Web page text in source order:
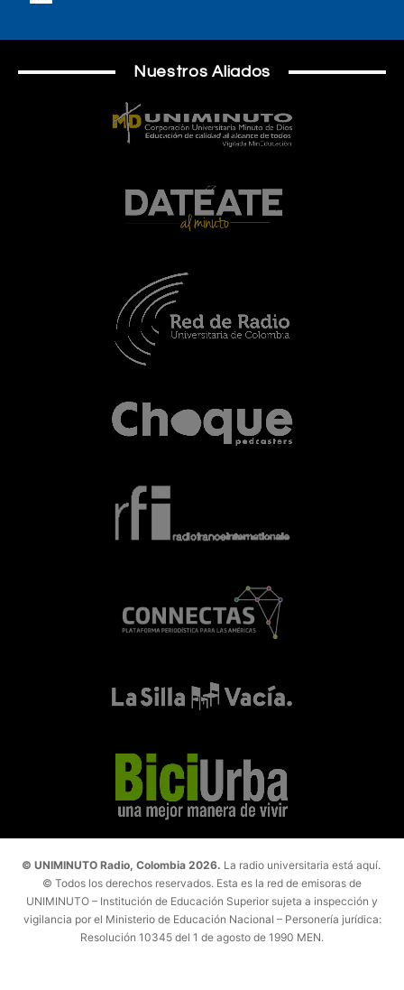
Nuestros Aliados
© UNIMINUTO Radio, Colombia 2026. La radio universitaria está aquí.
© Todos los derechos reservados. Esta es la red de emisoras de
UNIMINUTO – Institución de Educación Superior sujeta a inspección y
vigilancia por el Ministerio de Educación Nacional – Personería jurídica:
Resolución 10345 del 1 de agosto de 1990 MEN.